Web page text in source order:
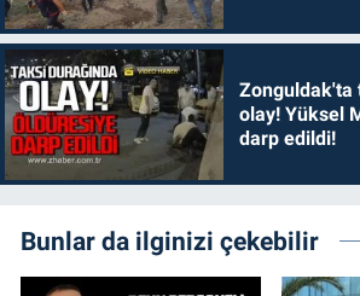
Zonguldak'ta
olay! Yüksel
darp edildi!
Bunlar da ilginizi çekebilir